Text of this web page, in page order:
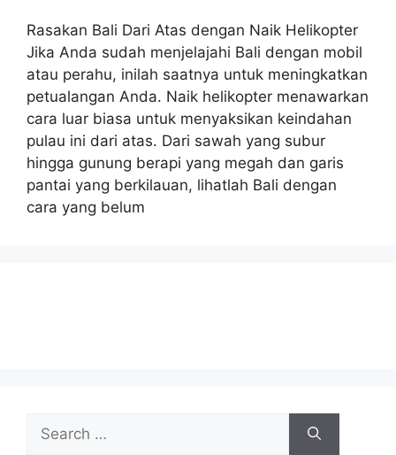
Rasakan Bali Dari Atas dengan Naik Helikopter
Jika Anda sudah menjelajahi Bali dengan mobil
atau perahu, inilah saatnya untuk meningkatkan
petualangan Anda. Naik helikopter menawarkan
cara luar biasa untuk menyaksikan keindahan
pulau ini dari atas. Dari sawah yang subur
hingga gunung berapi yang megah dan garis
pantai yang berkilauan, lihatlah Bali dengan
cara yang belum
Search
for: